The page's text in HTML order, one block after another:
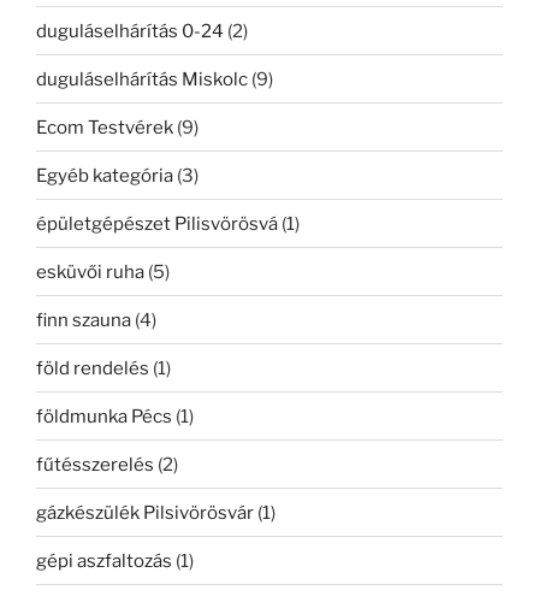
duguláselhárítás 0-24 (2)
duguláselhárítás Miskolc (9)
Ecom Testvérek (9)
Egyéb kategória (3)
épületgépészet Pilisvörösvá (1)
esküvői ruha (5)
finn szauna (4)
föld rendelés (1)
földmunka Pécs (1)
fűtésszerelés (2)
gázkészülék Pilsivörösvár (1)
gépi aszfaltozás (1)